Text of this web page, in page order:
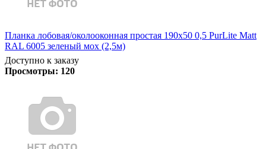
Планка лобовая/околооконная простая 190х50 0,5 PurLite Matt
RAL 6005 зеленый мох (2,5м)
Доступно к заказу
Просмотры: 120